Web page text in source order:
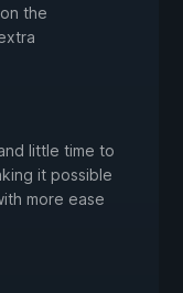
the
little time to
it possible
more ease